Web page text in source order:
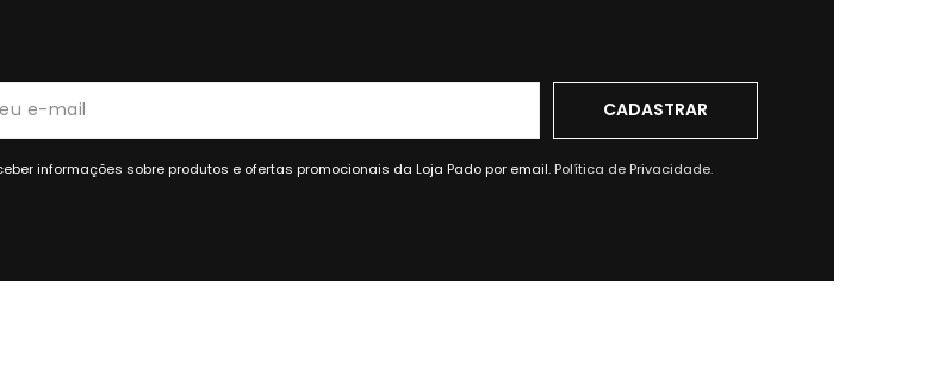
informações sobre produtos e ofertas promocionais da Loja Pado por email. Política de Privacidade.